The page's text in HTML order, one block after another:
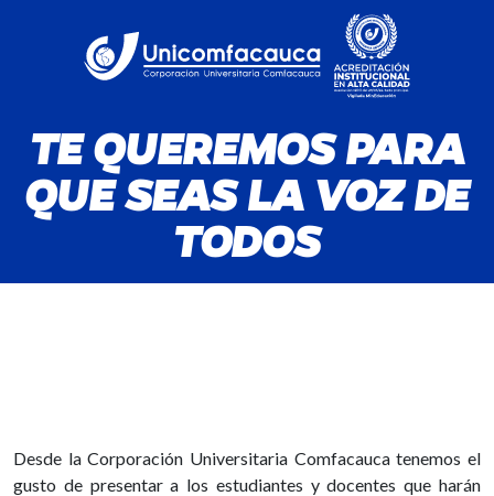
TE QUEREMOS PARA
QUE SEAS LA VOZ DE
TODOS
Desde la Corporación Universitaria Comfacauca tenemos el
gusto de presentar a los estudiantes y docentes que harán